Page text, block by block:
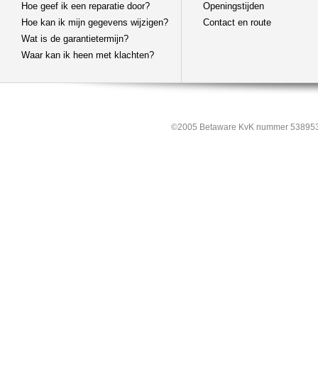
Hoe geef ik een reparatie door?
Hoe kan ik mijn gegevens wijzigen?
Wat is de garantietermijn?
Waar kan ik heen met klachten?
Openingstijden
Contact en route
©2005 Betaware KvK nummer